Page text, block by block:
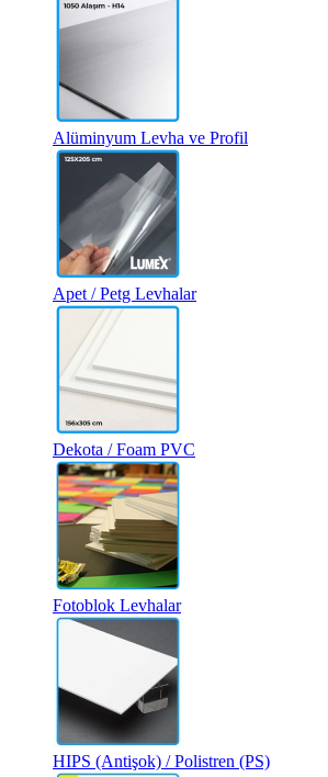
Alüminyum Levha ve Profil
Apet / Petg Levhalar
Dekota / Foam PVC
Fotoblok Levhalar
HIPS (Antişok) / Polistren (PS)